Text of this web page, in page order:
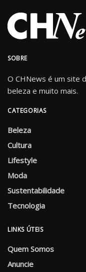
SOBRE
O CHNews é um site
beleza e muito mais.
CATEGORIAS
Beleza
Cultura
Lifestyle
Moda
Sustentabilidade
Tecnologia
LINKS ÚTEIS
Quem Somos
Anuncie